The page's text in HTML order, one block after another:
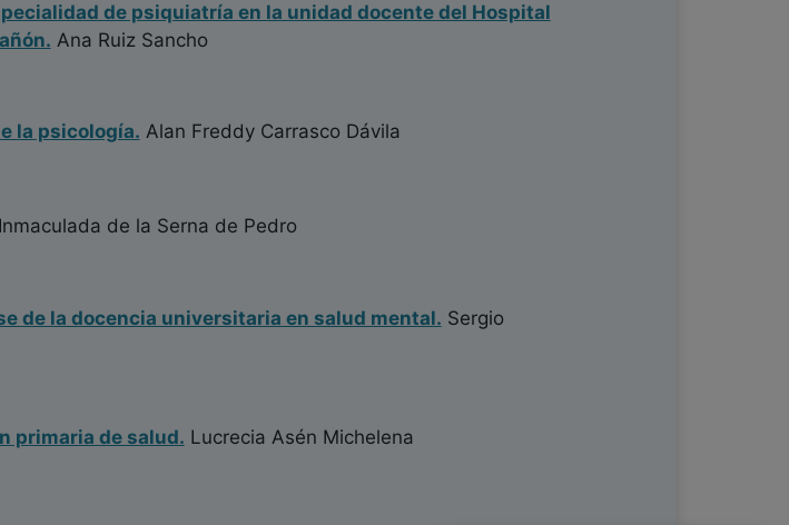
de psiquiatría en la unidad docente del Hospital
Ana Ruiz Sancho
la psicología. Alan Freddy Carrasco Dávila
Inmaculada de la Serna de Pedro
de la docencia universitaria en salud mental. Sergio
primaria de salud. Lucrecia Asén Michelena